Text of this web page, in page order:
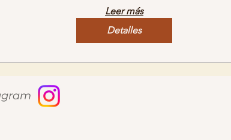
Leer más
Detalles